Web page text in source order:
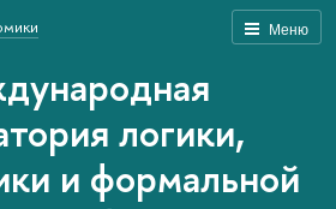
Меню
логики,
и формальной